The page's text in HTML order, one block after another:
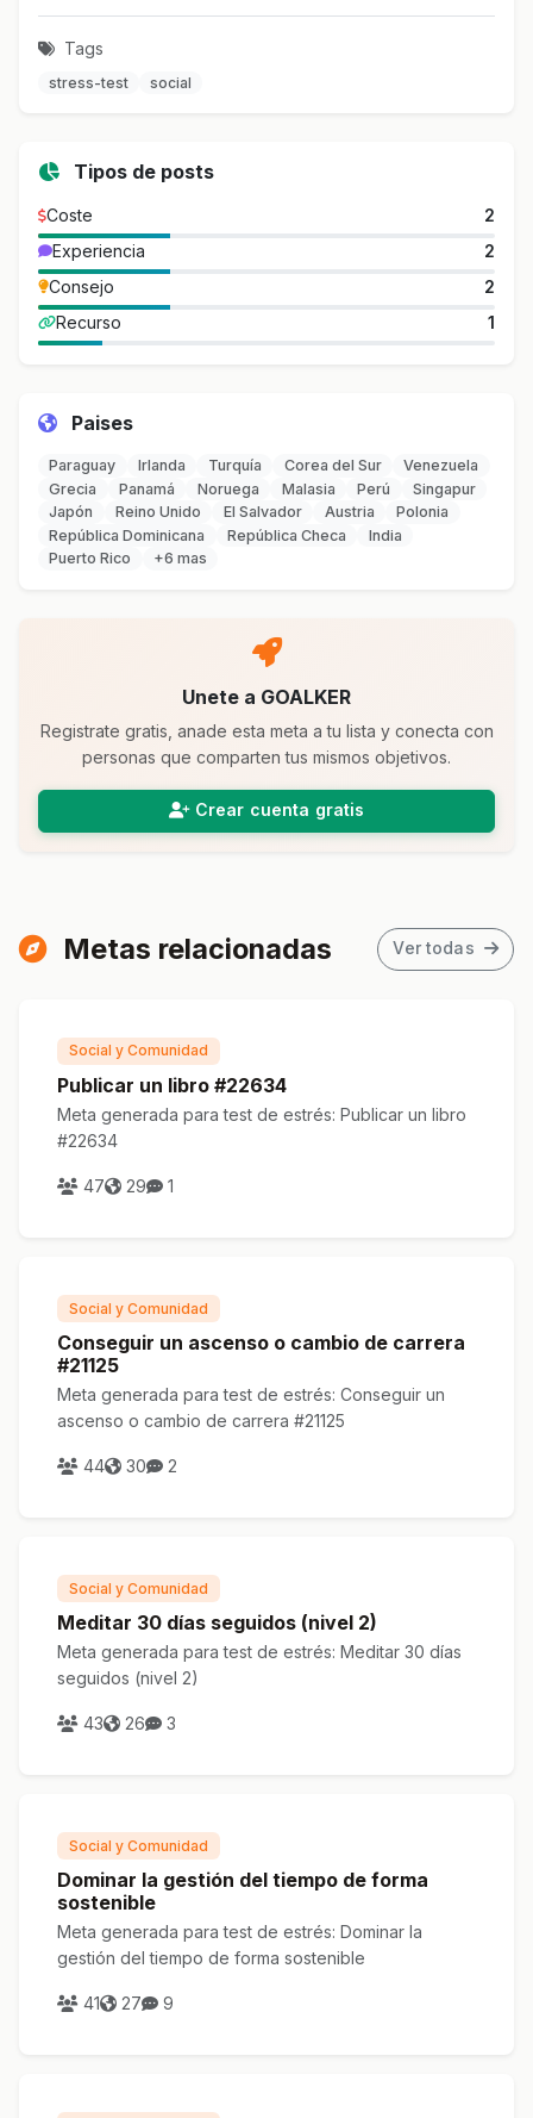
Tags
stress-test social
Tipos de posts
Coste
2
Experiencia
2
Consejo
2
Recurso
1
Paises
Paraguay Irlanda Turquía Corea del Sur
Venezuela
Grecia
Panamá Noruega Malasia Perú
Singapur
Japón
Reino Unido El Salvador Austria
Polonia
República Dominicana
República Checa
India
Puerto Rico
+6 mas
Unete a GOALKER
Registrate gratis, anade esta meta a tu lista y conecta con
personas que comparten tus mismos objetivos.
Crear cuenta gratis
Metas relacionadas Ver todas
Social y Comunidad
Publicar un libro #22634
Meta generada para test de estrés: Publicar un libro
#22634
47 29 1
Social y Comunidad
Conseguir un ascenso o cambio de carrera
#21125
Meta generada para test de estrés: Conseguir un
ascenso o cambio de carrera #21125
44 30 2
Social y Comunidad
Meditar 30 días seguidos (nivel 2)
Meta generada para test de estrés: Meditar 30 días
seguidos (nivel 2)
43 26 3
Social y Comunidad
Dominar la gestión del tiempo de forma
sostenible
Meta generada para test de estrés: Dominar la
gestión del tiempo de forma sostenible
41 27 9